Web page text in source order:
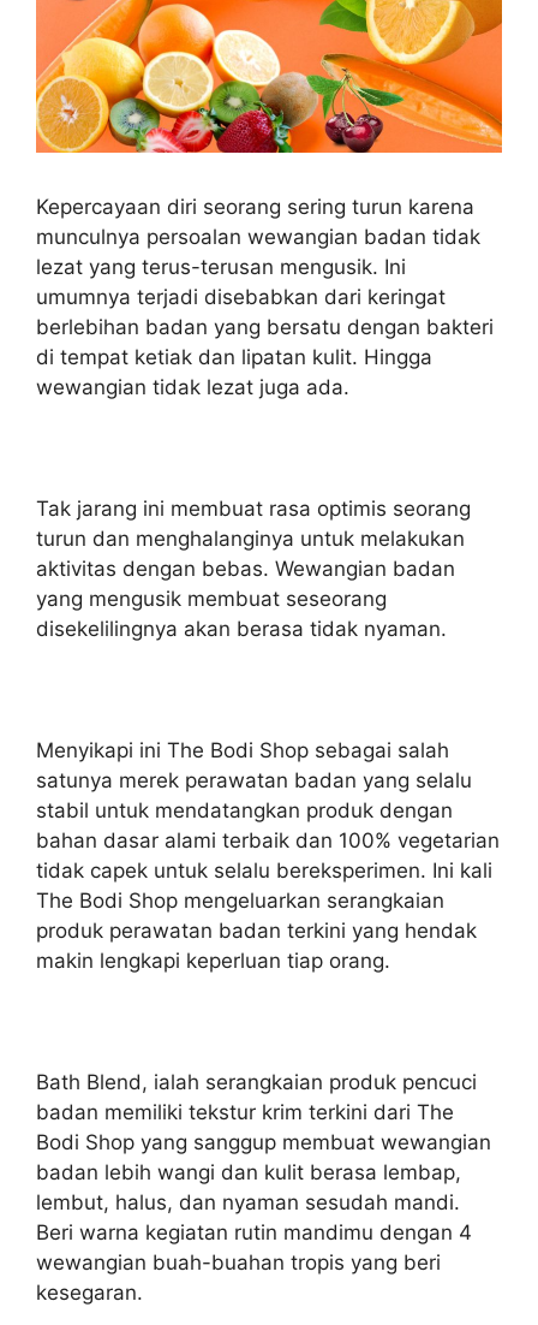
Kepercayaan diri seorang sering turun karena
munculnya persoalan wewangian badan tidak
lezat yang terus-terusan mengusik. Ini
umumnya terjadi disebabkan dari keringat
berlebihan badan yang bersatu dengan bakteri
di tempat ketiak dan lipatan kulit. Hingga
wewangian tidak lezat juga ada.
Tak jarang ini membuat rasa optimis seorang
turun dan menghalanginya untuk melakukan
aktivitas dengan bebas. Wewangian badan
yang mengusik membuat seseorang
disekelilingnya akan berasa tidak nyaman.
Menyikapi ini The Bodi Shop sebagai salah
satunya merek perawatan badan yang selalu
stabil untuk mendatangkan produk dengan
bahan dasar alami terbaik dan 100% vegetarian
tidak capek untuk selalu bereksperimen. Ini kali
The Bodi Shop mengeluarkan serangkaian
produk perawatan badan terkini yang hendak
makin lengkapi keperluan tiap orang.
Bath Blend, ialah serangkaian produk pencuci
badan memiliki tekstur krim terkini dari The
Bodi Shop yang sanggup membuat wewangian
badan lebih wangi dan kulit berasa lembap,
lembut, halus, dan nyaman sesudah mandi.
Beri warna kegiatan rutin mandimu dengan 4
wewangian buah-buahan tropis yang beri
kesegaran.